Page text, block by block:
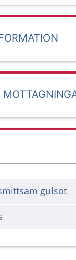
gulsot